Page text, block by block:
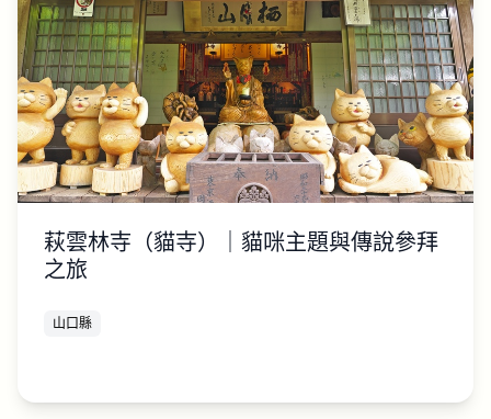
萩雲林寺（貓寺）｜貓咪主題與傳說參拜
之旅
山口縣